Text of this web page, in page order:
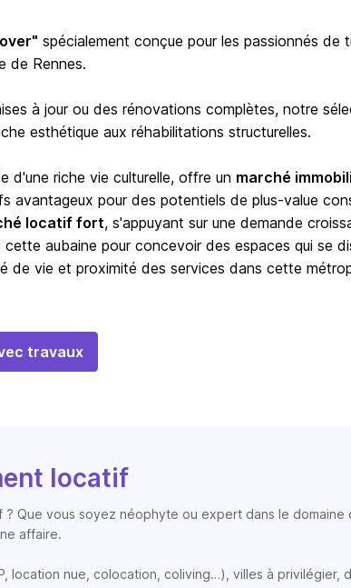
spécialement conçue pour les passionnés de
de Rennes.
à jour ou des rénovations complètes, notre
esthétique aux réhabilitations structurelles.
d'une riche vie culturelle, offre un marché
avantageux pour des potentiels de plus-value
locatif fort, s'appuyant sur une demande
aubaine pour concevoir des espaces qui se
de vie et proximité des services dans cette
travaux
locatif
? Que vous soyez néophyte ou expert dans le
affaire.
location nue, colocation, coliving…), villes à